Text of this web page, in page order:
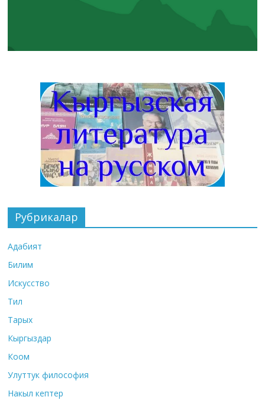
Рубрикалар
Адабият
Билим
Искусство
Тил
Тарых
Кыргыздар
Коом
Улуттук философия
Накыл кептер